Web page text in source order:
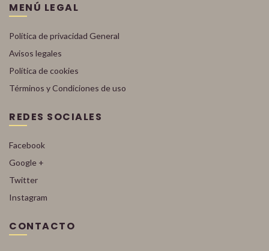
MENÚ LEGAL
Política de privacidad General
Avisos legales
Política de cookies
Términos y Condiciones de uso
REDES SOCIALES
Facebook
Google +
Twitter
Instagram
CONTACTO